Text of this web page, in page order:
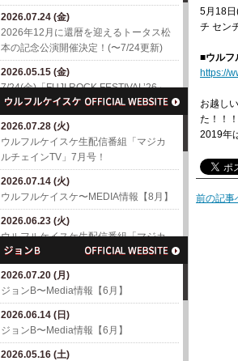
2026.07.24 (金)
2026年12月に還暦を迎えるトータス松
本の記念公演開催決定！(〜7/24更新)
2026.05.15 (金)
7/24(金)「FUJI ROCK FESTIVAL’26」
出演決定！
2026.04.18 (土)
6/10(水)「MUSIC AWARDS JAPAN
WEEK SPECIAL LIVE A Tribute to
EIICHI OHTAKI」出演決定！
2026.04.01 (水)
7/4(土)「浜崎貴司 GACHIスペシャル」
2026.03.06 (金)
渡辺満里奈アルバム「Ring-a-Bell 30th
Anniversary Deluxe Edition」
2026.02.27 (金)
3/4(水)パラスポーツアニメテーマ曲
「スーパーヒーロー」配信リリース決
定！
2026.07.28 (火)
ウルフルケイスケ生配信番組「マジカ
ルチェインTV」7月号！
2026.07.14 (火)
​ウルフルケイスケ〜MEDIA情報【8月】
2026.06.23 (火)
ウルフルケイスケ生配信番組「マジカ
ルチェインTV」6月号！
2026.06.17 (水)
​ウルフルケイスケ〜MEDIA情報【6月】
2026.05.11 (月)
ウルフルケイスケ生配信番組「マジカ
ルチェインTV」5月号！
2026.07.20 (月)
ジョンB〜Media情報【6月】
2026.06.14 (日)
ジョンB〜Media情報【6月】
2026.05.16 (土)
5月18
チ セン
■ウルフ
https://
お越し
た！！！
2019年
前の記事